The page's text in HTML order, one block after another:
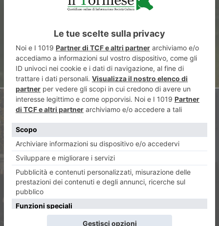
ma nessuna azione”
ARTICOLO SUCCESSIVO
Blocco Diesel Euro 5:
Piemonte, Lombardia e Veneto
cercano di evitarlo